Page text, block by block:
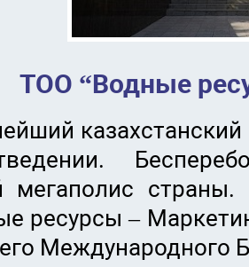
ТОО “Водные
мегаполис
ресурсы –
Международного